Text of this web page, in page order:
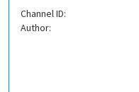
Channel ID:
Author: